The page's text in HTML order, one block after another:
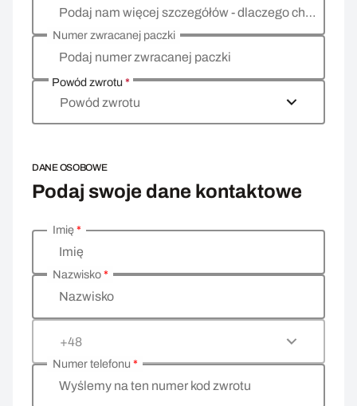
Podaj nam więcej szczegółów - dlaczego chcesz zwrócić towar, co jest powodem?
Podaj numer zwracanej paczki
Numer zwracanej paczki
Powód zwrotu*
Powód zwrotu
DANE OSOBOWE
Podaj swoje dane kontaktowe
Wprowadź swoje dane osobowe
Imię
Imię*
Nazwisko
Nazwisko*
+48
Wyślemy na ten numer kod zwrotu
Numer telefonu *